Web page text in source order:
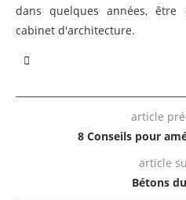
dans quelques années,
cabinet d'architecture.
article
8 Conseils pour
article
Bétons